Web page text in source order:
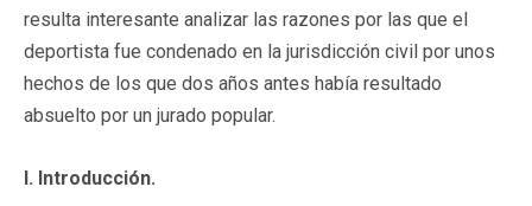
resulta interesante analizar las razones por las que el
deportista fue condenado en la jurisdicción civil por unos
hechos de los que dos años antes había resultado
absuelto por un jurado popular.
I. Introducción.